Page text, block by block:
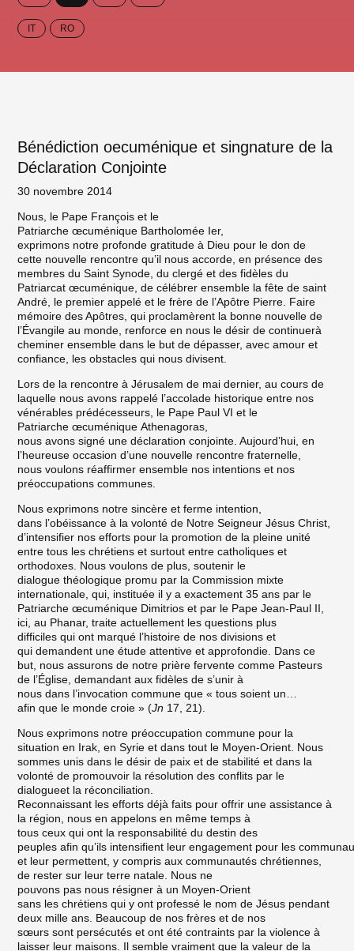
IT RO
Bénédiction oecuménique et singnature de la
Déclaration Conjointe
30 novembre 2014
Nous, le Pape François et le
Patriarche œcuménique Bartholomée Ier,
exprimons notre profonde gratitude à Dieu pour le don de
cette nouvelle rencontre qu’il nous accorde, en présence des
membres du Saint Synode, du clergé et des fidèles du
Patriarcat œcuménique, de célébrer ensemble la fête de saint
André, le premier appelé et le frère de l’Apôtre Pierre. Faire
mémoire des Apôtres, qui proclamèrent la bonne nouvelle de
l’Évangile au monde, renforce en nous le désir de continuerà
cheminer ensemble dans le but de dépasser, avec amour et
confiance, les obstacles qui nous divisent.
Lors de la rencontre à Jérusalem de mai dernier, au cours de
laquelle nous avons rappelé l’accolade historique entre nos
vénérables prédécesseurs, le Pape Paul VI et le
Patriarche œcuménique Athenagoras,
nous avons signé une déclaration conjointe. Aujourd’hui, en
l’heureuse occasion d’une nouvelle rencontre fraternelle,
nous voulons réaffirmer ensemble nos intentions et nos
préoccupations communes.
Nous exprimons notre sincère et ferme intention,
dans l’obéissance à la volonté de Notre Seigneur Jésus Christ,
d’intensifier nos efforts pour la promotion de la pleine unité
entre tous les chrétiens et surtout entre catholiques et
orthodoxes. Nous voulons de plus, soutenir le
dialogue théologique promu par la Commission mixte
internationale, qui, instituée il y a exactement 35 ans par le
Patriarche œcuménique Dimitrios et par le Pape Jean-Paul II,
ici, au Phanar, traite actuellement les questions plus
difficiles qui ont marqué l’histoire de nos divisions et
qui demandent une étude attentive et approfondie. Dans ce
but, nous assurons de notre prière fervente comme Pasteurs
de l’Église, demandant aux fidèles de s’unir à
nous dans l’invocation commune que « tous soient un…
afin que le monde croie » (Jn 17, 21).
Nous exprimons notre préoccupation commune pour la
situation en Irak, en Syrie et dans tout le Moyen-Orient. Nous
sommes unis dans le désir de paix et de stabilité et dans la
volonté de promouvoir la résolution des conflits par le
dialogueet la réconciliation.
Reconnaissant les efforts déjà faits pour offrir une assistance à
la région, nous en appelons en même temps à
tous ceux qui ont la responsabilité du destin des
peuples afin qu’ils intensifient leur engagement pour les
et leur permettent, y compris aux communautés chrétiennes,
de rester sur leur terre natale. Nous ne
pouvons pas nous résigner à un Moyen-Orient
sans les chrétiens qui y ont professé le nom de Jésus pendant
deux mille ans. Beaucoup de nos frères et de nos
sœurs sont persécutés et ont été contraints par la violence à
laisser leur maisons. Il semble vraiment que la valeur de la